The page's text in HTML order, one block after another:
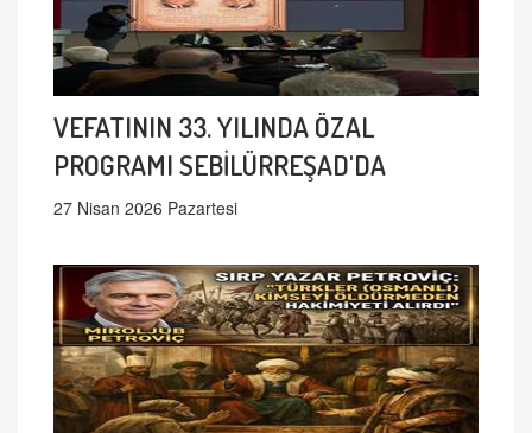
VEFATININ 33. YILINDA ÖZAL
PROGRAMI SEBİLÜRREŞAD'DA
27 Nisan 2026 Pazartesi